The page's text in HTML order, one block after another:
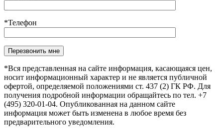
*Телефон
Оставьте это поле пустым.
*Вся представленная на сайте информация, касающаяся цен,
носит информационный характер и не является публичной
офертой, определяемой положениями ст. 437 (2) ГК РФ. Для
получения подробной информации обращайтесь по тел. +7
(495) 320-01-04. Опубликованная на данном сайте
информация может быть изменена в любое время без
предварительного уведомления.